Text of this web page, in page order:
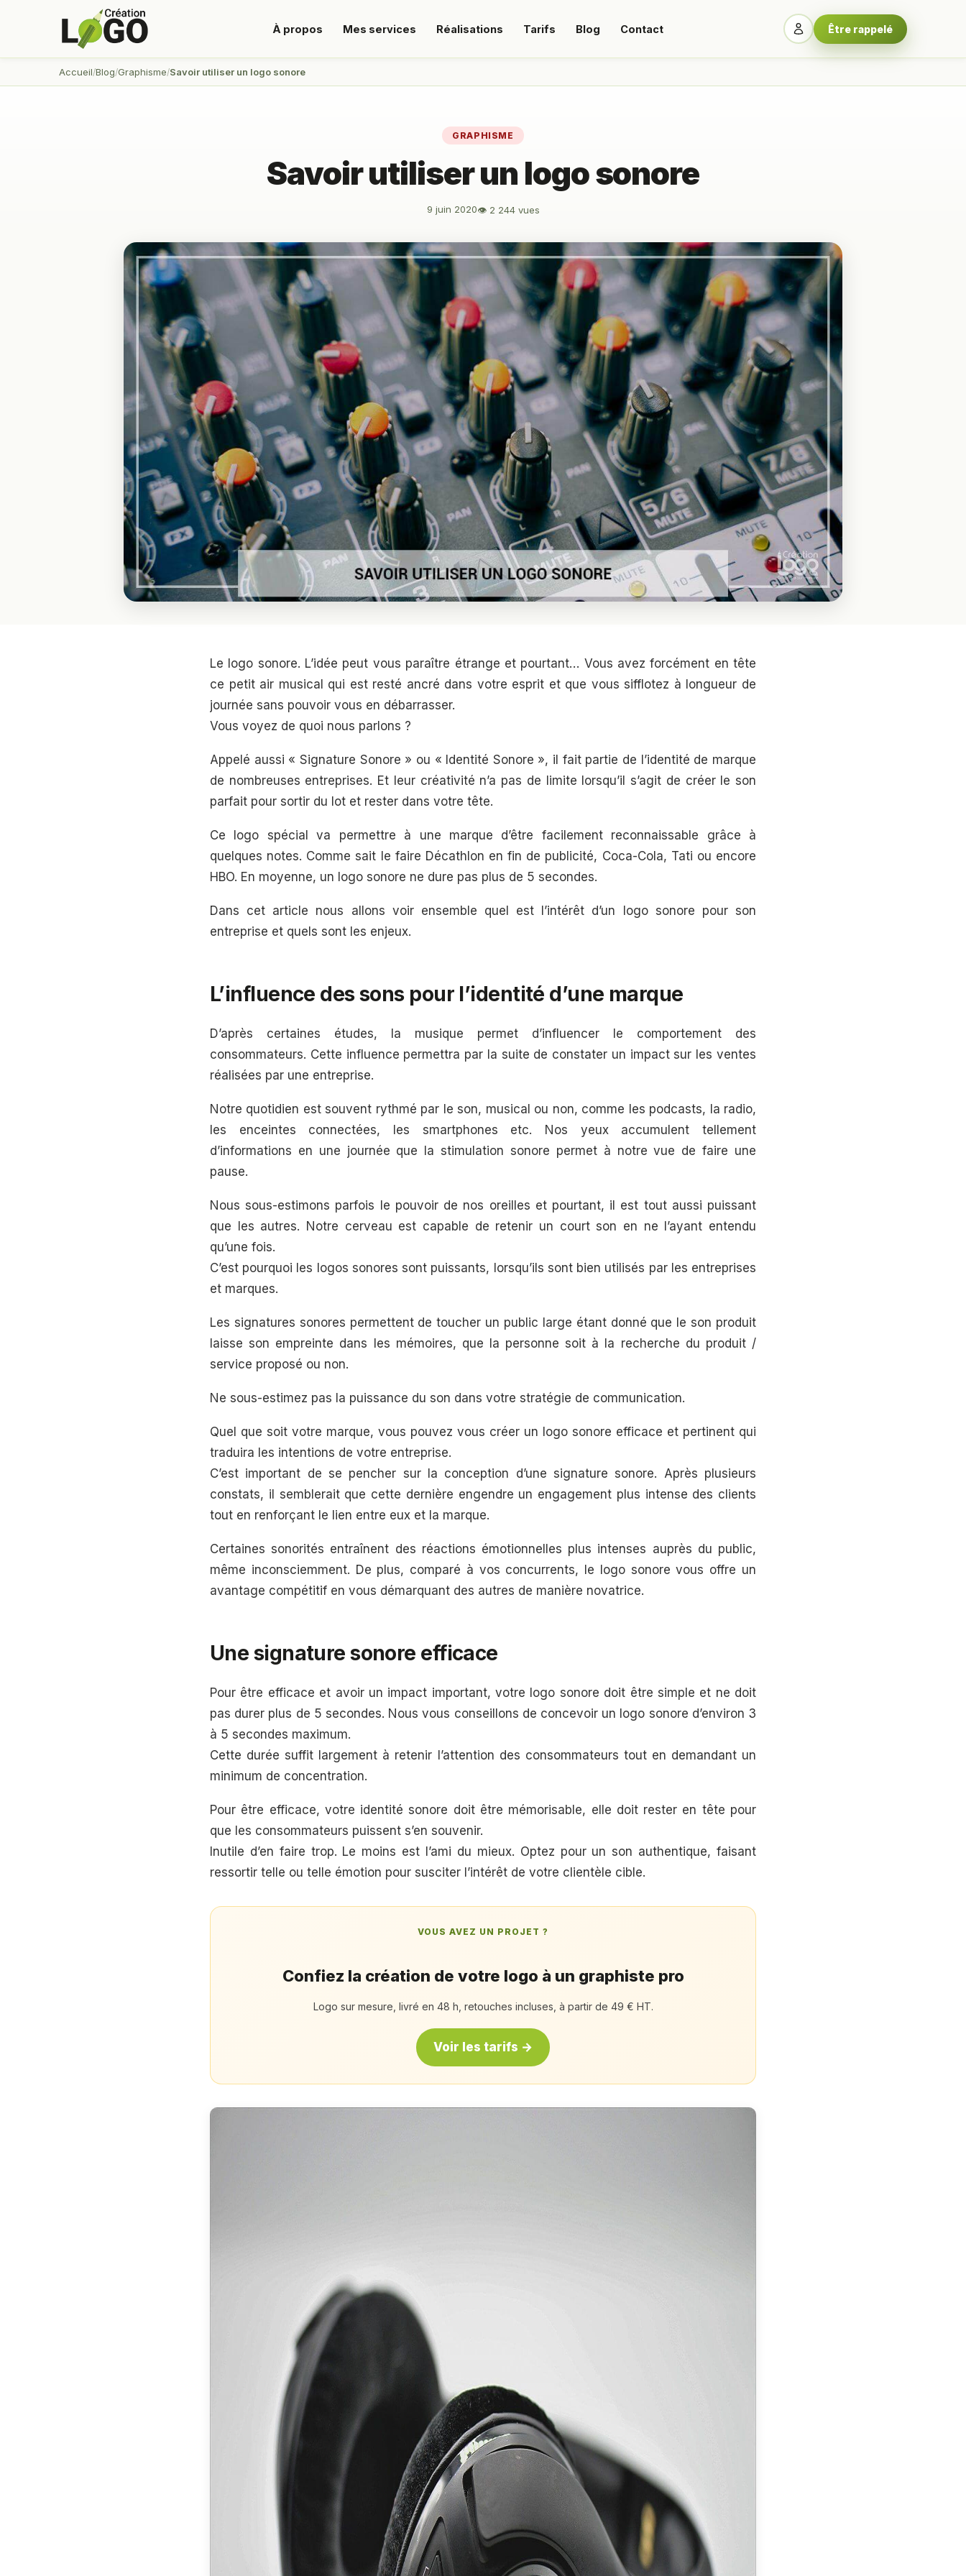
À propos Mes services Réalisations Tarifs Blog Contact Être rappelé
Accueil Blog Graphisme Savoir utiliser un logo sonore
GRAPHISME
Savoir utiliser un logo sonore
9 juin 2020👁 2 244 vues
Le logo sonore. L’idée peut vous paraître étrange et pourtant… Vous avez forcément en tête
ce petit air musical qui est resté ancré dans votre esprit et que vous sifflotez à longueur de
journée sans pouvoir vous en débarrasser.
Vous voyez de quoi nous parlons ?
Appelé aussi « Signature Sonore » ou « Identité Sonore », il fait partie de l’identité de marque
de nombreuses entreprises. Et leur créativité n’a pas de limite lorsqu’il s’agit de créer le son
parfait pour sortir du lot et rester dans votre tête.
Ce logo spécial va permettre à une marque d’être facilement reconnaissable grâce à
quelques notes. Comme sait le faire Décathlon en fin de publicité, Coca-Cola, Tati ou encore
HBO. En moyenne, un logo sonore ne dure pas plus de 5 secondes.
Dans cet article nous allons voir ensemble quel est l’intérêt d’un logo sonore pour son
entreprise et quels sont les enjeux.
L’influence des sons pour l’identité d’une marque
D’après certaines études, la musique permet d’influencer le comportement des
consommateurs. Cette influence permettra par la suite de constater un impact sur les ventes
réalisées par une entreprise.
Notre quotidien est souvent rythmé par le son, musical ou non, comme les podcasts, la radio,
les enceintes connectées, les smartphones etc. Nos yeux accumulent tellement
d’informations en une journée que la stimulation sonore permet à notre vue de faire une
pause.
Nous sous-estimons parfois le pouvoir de nos oreilles et pourtant, il est tout aussi puissant
que les autres. Notre cerveau est capable de retenir un court son en ne l’ayant entendu
qu’une fois.
C’est pourquoi les logos sonores sont puissants, lorsqu’ils sont bien utilisés par les entreprises
et marques.
Les signatures sonores permettent de toucher un public large étant donné que le son produit
laisse son empreinte dans les mémoires, que la personne soit à la recherche du produit /
service proposé ou non.
Ne sous-estimez pas la puissance du son dans votre stratégie de communication.
Quel que soit votre marque, vous pouvez vous créer un logo sonore efficace et pertinent qui
traduira les intentions de votre entreprise.
C’est important de se pencher sur la conception d’une signature sonore. Après plusieurs
constats, il semblerait que cette dernière engendre un engagement plus intense des clients
tout en renforçant le lien entre eux et la marque.
Certaines sonorités entraînent des réactions émotionnelles plus intenses auprès du public,
même inconsciemment. De plus, comparé à vos concurrents, le logo sonore vous offre un
avantage compétitif en vous démarquant des autres de manière novatrice.
Une signature sonore efficace
Pour être efficace et avoir un impact important, votre logo sonore doit être simple et ne doit
pas durer plus de 5 secondes. Nous vous conseillons de concevoir un logo sonore d’environ 3
à 5 secondes maximum.
Cette durée suffit largement à retenir l’attention des consommateurs tout en demandant un
minimum de concentration.
Pour être efficace, votre identité sonore doit être mémorisable, elle doit rester en tête pour
que les consommateurs puissent s’en souvenir.
Inutile d’en faire trop. Le moins est l’ami du mieux. Optez pour un son authentique, faisant
ressortir telle ou telle émotion pour susciter l’intérêt de votre clientèle cible.
VOUS AVEZ UN PROJET ?
Confiez la création de votre logo à un graphiste pro
Logo sur mesure, livré en 48 h, retouches incluses, à partir de 49 € HT.
Voir les tarifs →